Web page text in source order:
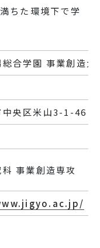
ちた環境下で学
合学園 事業創造大
中央区米山3-1-46
事業創造専攻